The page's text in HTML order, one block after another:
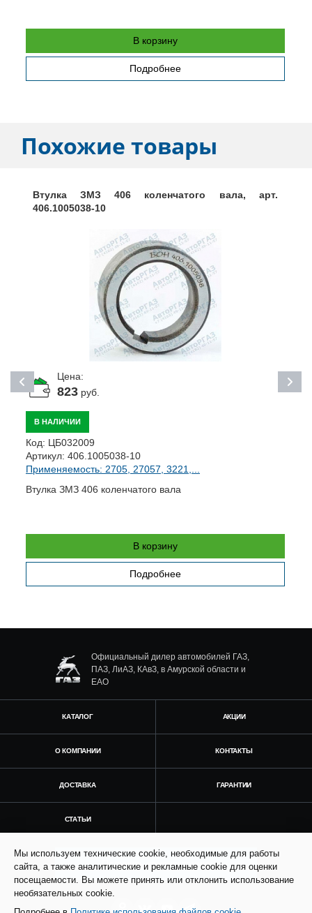
В корзину
Подробнее
Похожие товары
Втулка ЗМЗ 406 коленчатого вала, арт.
406.1005038-10
Цена:
823руб.
В НАЛИЧИИ
Код: ЦБ032009
Артикул: 406.1005038-10
Применяемость: 2705, 27057, 3221,...
Втулка ЗМЗ 406 коленчатого вала
В корзину
Подробнее
Официальный дилер автомобилей ГАЗ,
ПАЗ, ЛиАЗ, КАвЗ, в Амурской области и
ЕАО
КАТАЛОГ АКЦИИ
О КОМПАНИИ КОНТАКТЫ
ДОСТАВКА ГАРАНТИИ
СТАТЬИ
Получить консультацию
Мы используем технические cookie, необходимые для работы
сайта, а также аналитические и рекламные cookie для оценки
посещаемости. Вы можете принять или отклонить использование
необязательных cookie.